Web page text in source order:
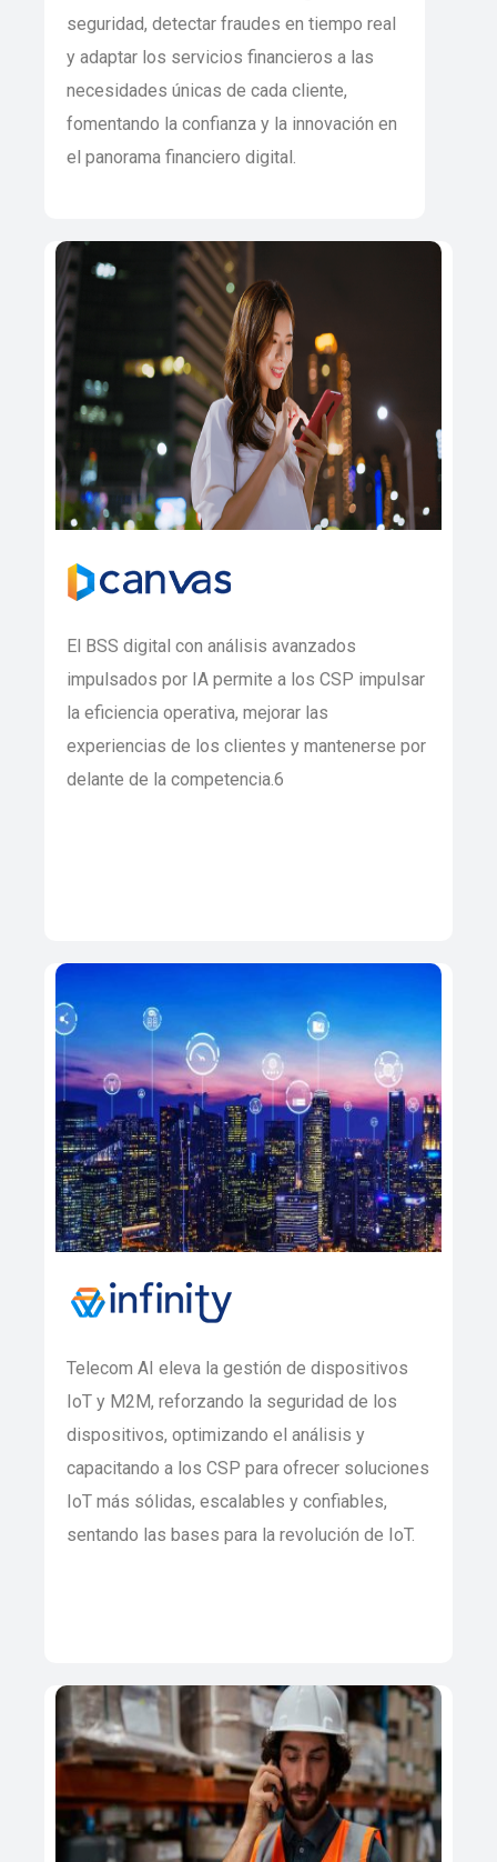
seguridad, detectar fraudes en tiempo real
y adaptar los servicios financieros a las
necesidades únicas de cada cliente,
fomentando la confianza y la innovación en
el panorama financiero digital.
El BSS digital con análisis avanzados
impulsados ​​por IA permite a los CSP impulsar
la eficiencia operativa, mejorar las
experiencias de los clientes y mantenerse por
delante de la competencia.6
Telecom AI eleva la gestión de dispositivos
IoT y M2M, reforzando la seguridad de los
dispositivos, optimizando el análisis y
capacitando a los CSP para ofrecer soluciones
IoT más sólidas, escalables y confiables,
sentando las bases para la revolución de IoT.